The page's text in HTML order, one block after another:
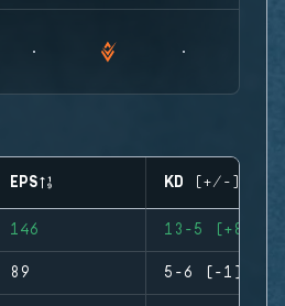
EPS KD (+/-)
146 13-5 (+8)
89 5-6 (-1)